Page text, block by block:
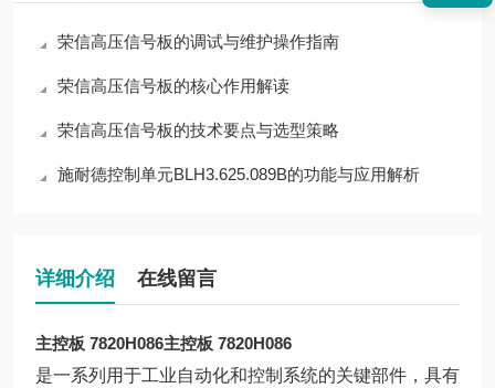
荣信高压信号板的调试与维护操作指南
荣信高压信号板的核心作用解读
荣信高压信号板的技术要点与选型策略
施耐德控制单元BLH3.625.089B的功能与应用解析
详细介绍 在线留言
主控板 7820H086主控板 7820H086
是一系列用于工业自动化和控制系统的关键部件，具有